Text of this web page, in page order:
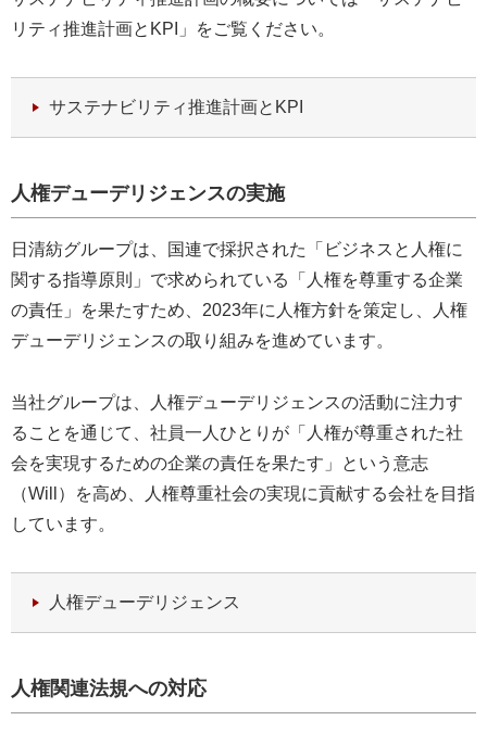
リティ推進計画とKPI」をご覧ください。
サステナビリティ推進計画とKPI
人権デューデリジェンスの実施
日清紡グループは、国連で採択された「ビジネスと人権に
関する指導原則」で求められている「人権を尊重する企業
の責任」を果たすため、2023年に人権方針を策定し、人権
デューデリジェンスの取り組みを進めています。
当社グループは、人権デューデリジェンスの活動に注力す
ることを通じて、社員一人ひとりが「人権が尊重された社
会を実現するための企業の責任を果たす」という意志
（Will）を高め、人権尊重社会の実現に貢献する会社を目指
しています。
人権デューデリジェンス
人権関連法規への対応